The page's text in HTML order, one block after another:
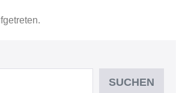
SUCHEN